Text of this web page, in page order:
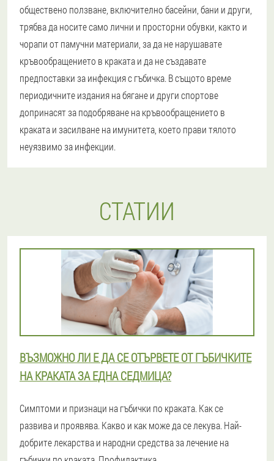
обществено ползване, включително басейни, бани и други,
трябва да носите само лични и просторни обувки, както и
чорапи от памучни материали, за да не нарушавате
кръвообращението в краката и да не създавате
предпоставки за инфекция с гъбичка. В същото време
периодичните издания на бягане и други спортове
допринасят за подобряване на кръвообращението в
краката и засилване на имунитета, което прави тялото
неуязвимо за инфекции.
СТАТИИ
ВЪЗМОЖНО ЛИ Е ДА СЕ ОТЪРВЕТЕ ОТ ГЪБИЧКИТЕ
НА КРАКАТА ЗА ЕДНА СЕДМИЦА?
Симптоми и признаци на гъбички по краката. Как се
развива и проявява. Какво и как може да се лекува. Най-
добрите лекарства и народни средства за лечение на